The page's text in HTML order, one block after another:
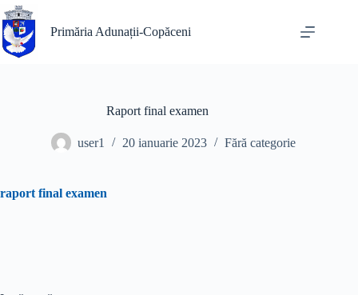
Sari
la
conținut
Primăria Adunații-Copăceni
Raport final examen
user1 20 ianuarie 2023 Fără categorie
raport final examen